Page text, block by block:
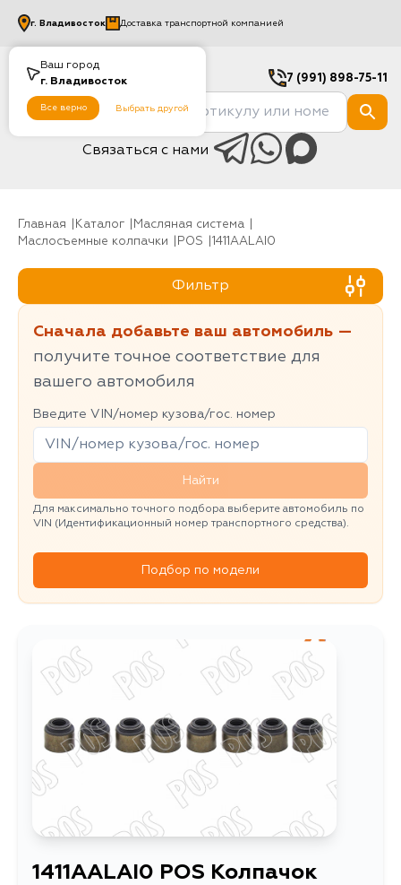
Ваш город
г. Владивосток
Все верно Выбрать другой
г. Владивосток Доставка транспортной компанией
7 (991) 898-75-11
Связаться с нами
Главная Каталог
Масляная система
Маслосъемные колпачки
POS 1411AALAI0
Фильтр
Сначала добавьте ваш автомобиль —
получите точное соответствие для
вашего автомобиля
Введите VIN/номер кузова/гос. номер
Найти
Для максимально точного подбора выберите автомобиль по
VIN (Идентификационный номер транспортного средства).
Подбор по модели
1411AALAI0 POS Колпачок